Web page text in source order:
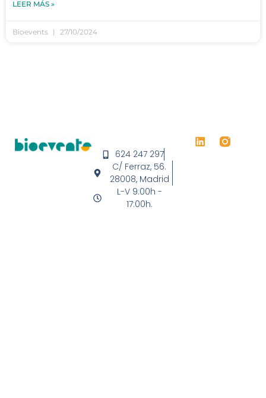
LEER MÁS »
Bioevents 27/10/2024
624 247 297
C/ Ferraz, 56.
28008, Madrid
L-V 9:00h -
17:00h.